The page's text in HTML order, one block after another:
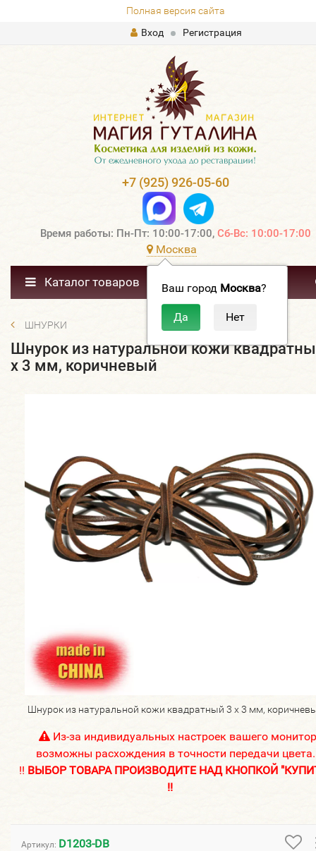
Полная версия сайта
Вход
Регистрация
+7 (925) 926-05-60
Время работы: Пн-Пт: 10:00-17:00, Сб-Вс: 10:00-17:00
Москва
Ваш город Москва?
Каталог товаров
ШНУРКИ
Шнурок из натуральной кожи
х 3 мм, коричневый
Шнурок из натуральной кожи квадратный 3 х 3 мм,
Из-за индивидуальных настроек вашего
возможны расхождения в точности передачи цвета.
!! ВЫБОР ТОВАРА ПРОИЗВОДИТЕ НАД КНОПКОЙ
!!
Артикул: D1203-DB